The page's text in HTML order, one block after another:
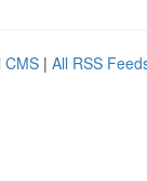
CMS | All RSS